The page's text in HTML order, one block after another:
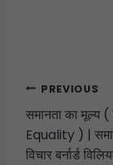
PREVIOUS
समानता का मूल्य
Equality ) |
विचार बर्नार्ड